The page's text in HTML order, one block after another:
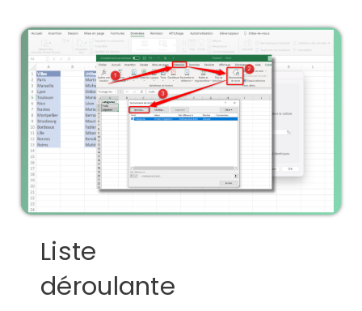
Liste
déroulante